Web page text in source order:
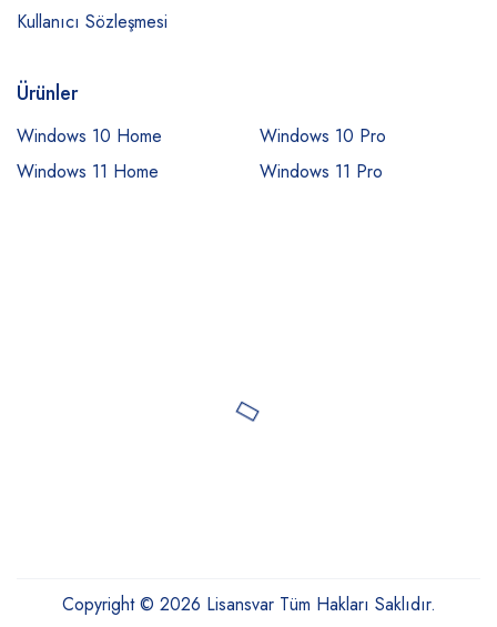
Kullanıcı Sözleşmesi
Ürünler
Windows 10 Home
Windows 10 Pro
Windows 11 Home
Windows 11 Pro
Copyright © 2026 Lisansvar Tüm Hakları Saklıdır.